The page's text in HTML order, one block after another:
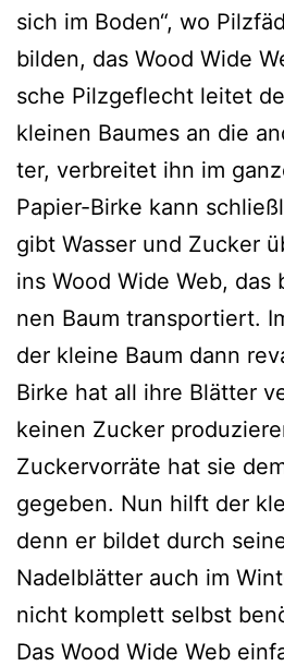
sich im Boden“, wo
bil­den, das Wood Wide
sche Pilzgeflecht lei­tet
klei­nen Baumes an die
ter, ver­brei­tet ihn im
Papier-Birke kann
gibt Wasser und Zucker
ins Wood Wide Web,
nen Baum trans­por­tiert.
der klei­ne Baum dann
Birke hat all ihre Blätter
kei­nen Zucker
Zuckervorräte hat sie
gege­ben. Nun hilft der
denn er bil­det durch
Nadelblätter auch im
nicht kom­plett selbst
Das Wood Wide Web